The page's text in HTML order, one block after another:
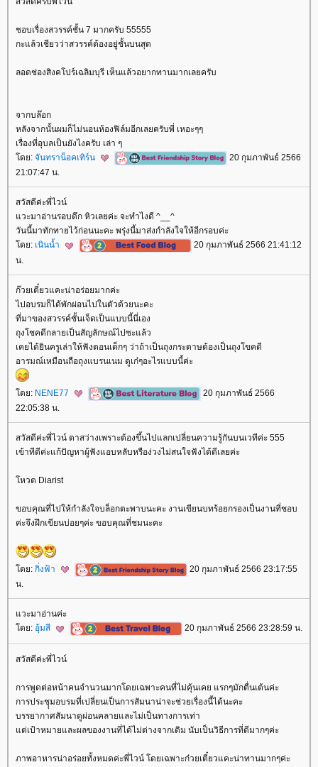
ชอบเรื่องสวรรค์ชั้น 7 มากครับ 55555
กะแล้วเชียวว่าสวรรค์ต้องอยู่ชั้นบนสุด
ลอดช่องสิงคโปร์เฉลิมบุรี เห็นแล้วอยากทานมากเลยครับ
จากบล๊อก
หลังจากนั้นผมก็ไม่นอนห้องฟิล์มอีกเลยครับพี่ เหอะๆๆ
เรื่องที่อุบลเป็นยังไงครับ เล่า ๆ
ดย: จันทราน็อคเทิร์น
20 กุมภาพันธ์ 2566
21:07:47 น.
สวัสดีค่ะพี่ไวน์
วะมาอ่านรอบดึก หิวเลยค่ะ จะทำไงดี ^__^
วันนี้มาทักทายไว้ก่อนนะคะ พรุ่งนี้มาส่งกำลังใจให้อีกรอบค่ะ
ดย: เนินน้ำ
20 กุมภาพันธ์ 2566 21:41:12
น.
ก๊วยเตี๋ยวแคะน่าอร่อยมากค่ะ
ไปอบรมก็ได้พักผ่อนไปในตัวด้วยนะคะ
ที่มาของสวรรค์ชั้นเจ็ดเป็นแบบนี้นี่เอง
ถุงโชคดีกลายเป็นสัญลักษณ์ไปซะแล้ว
เคยได้ยินครูเล่าให้ฟังตอนเด็กๆ ว่าถ้าเป็นถุงกระดาษต้องเป็นถุงโขคดี
อารมณ์เหมือนถือถุงแบรนเนม ดูเก๋ๆอะไรแบบนี้ค่ะ
ดย: NENE77
20 กุมภาพันธ์ 2566
22:05:38 น.
สวัสดีค่ะพี่ไวน์ ตาสว่างเพราะต้องขึ้นไปแลกเปลี่ยนความรู้กันบนเวทีค่ะ 555
เข้าทีดีค่ะแก้ปัญหาผู้ฟังแอบหลับหรือง่วงไม่สนใจฟังได้ดีเลยค่ะ
หวต Diarist
ขอบคุณที่ไปให้กำลังใจบล็อกตะพาบนะคะ งานเขียนบทร้อยกรองเป็นงานที่ชอบ
ค่ะจึงฝึกเขียนบ่อยๆค่ะ ขอบคุณที่ชมนะคะ
ดย: กิ่งฟ้า
20 กุมภาพันธ์ 2566 23:17:55
น.
วะมาอ่านค่ะ
ดย: อุ้มสี 20 กุมภาพันธ์ 2566 23:28:59 น.
สวัสดีค่ะพี่ไวน์
การพูดต่อหน้าคนจำนวนมากโดยเฉพาะคนที่ไม่คุ้นเคย แรกๆมักตื่นเต้นค่ะ
การประชุุมอบรมที่เปลี่ยนเป็นการสัมนาน่าจะช่วยเรื่องนี้ได้นะคะ
บรรยากาศสัมนาดูผ่อนคลายและไม่เป็นทางการเท่า
ต่เป้าหมายและผลของงานที่ได้ไม่ต่างจากเดิม นับเป็นวิธีการที่ดีมากๆค่ะ
ภาพอาหารน่าอร่อยทั้งหมดค่ะพี่ไวน์ โดยเฉพาะก๋วยเตี๋ยวแคะน่าทานมากๆค่ะ